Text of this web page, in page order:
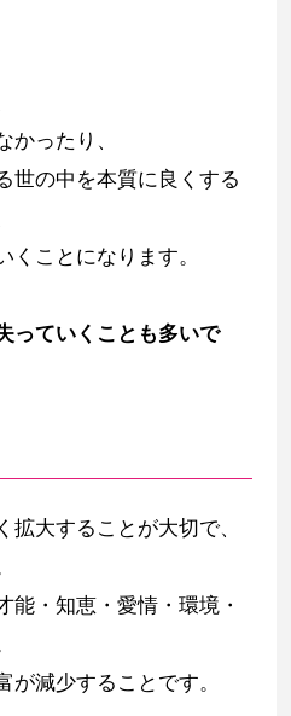
かったり、
世の中を本質に良くする
くことになります。
っていくことも多いで
拡大することが大切で、
能・知恵・愛情・環境・
減少することです。